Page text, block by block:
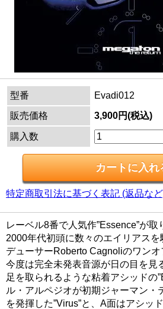
型番
Evadi012
販売価格
3,900円(税込)
購入数
特定商取引法に基づく表記 (返品な
レーベル8番で人気作”Essence”が取
2000年代初頭に数々のエイリアスを
デューサーRoberto Cagnoliのワン
今度は完全未発表音源が日の目を見
足を取られるような粘着アシッドの
ル・アルペジオが初期ジャーマン・
を発揮した”Virus”と、A面はアシッ